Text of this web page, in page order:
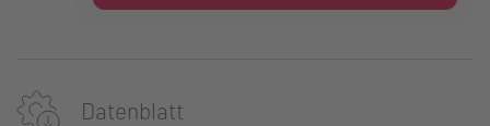
Datenblatt